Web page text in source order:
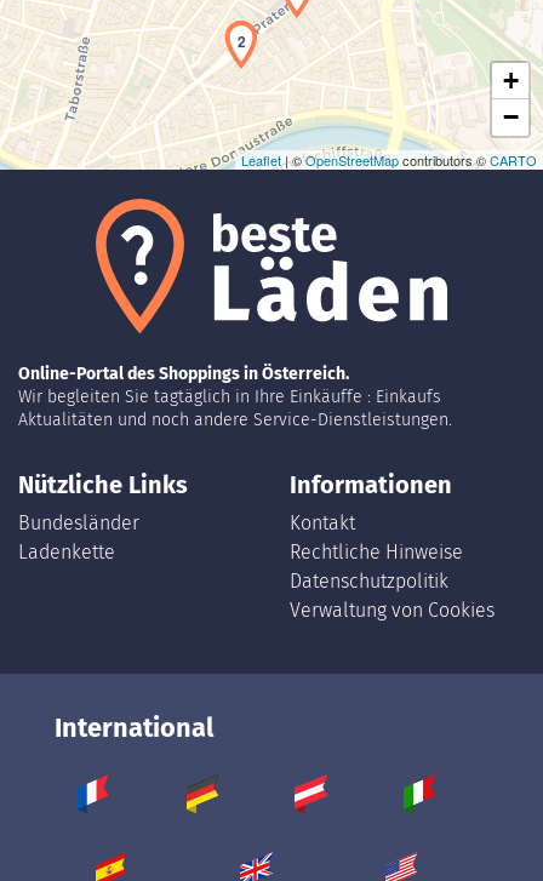
2
+
−
Leaflet| ©OpenStreetMapcontributors ©CARTO
Online-Portal des Shoppings in Österreich.
Wir begleiten Sie tagtäglich in Ihre Einkäuffe : Einkaufs
Aktualitäten und noch andere Service-Dienstleistungen.
Nützliche Links
Bundesländer
Ladenkette
Informationen
Kontakt
Rechtliche Hinweise
Datenschutzpolitik
Verwaltung von Cookies
International